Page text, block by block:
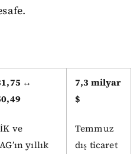
↔
ve
yıllık
7,3 milyar
$
Temmuz
dış ticaret